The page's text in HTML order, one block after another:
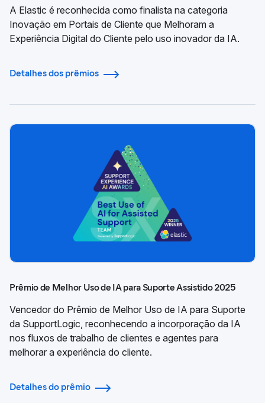
A Elastic é reconhecida como finalista na categoria
Inovação em Portais de Cliente que Melhoram a
Experiência Digital do Cliente pelo uso inovador da IA.
Detalhes dos prêmios
Prêmio de Melhor Uso de IA para Suporte Assistido 2025
Vencedor do Prêmio de Melhor Uso de IA para Suporte
da SupportLogic, reconhecendo a incorporação da IA
nos fluxos de trabalho de clientes e agentes para
melhorar a experiência do cliente.
Detalhes do prêmio